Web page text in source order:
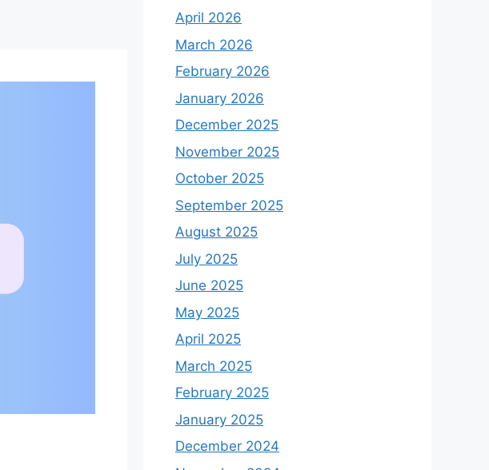
April 2026
March 2026
February 2026
January 2026
December 2025
November 2025
October 2025
September 2025
August 2025
July 2025
June 2025
May 2025
April 2025
March 2025
February 2025
January 2025
December 2024